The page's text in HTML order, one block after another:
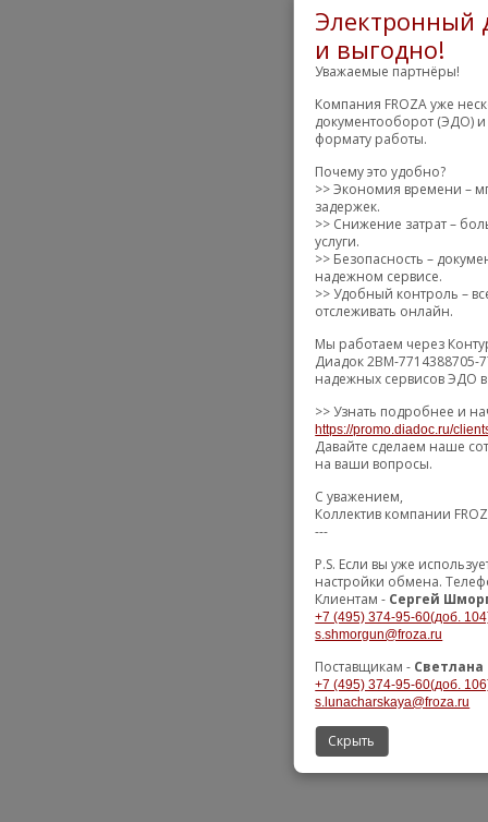
Электронный
и выгодно!
Уважаемые партнёры!
Компания FROZA уже
документооборот (ЭДО) и
формату работы.
Почему это удобно?
>> Экономия времени –
задержек.
>> Снижение затрат –
услуги.
>> Безопасность –
надежном сервисе.
>> Удобный контроль –
отслеживать онлайн.
Мы работаем через
Диадок 2BM-7714388705-
надежных сервисов ЭДО
>> Узнать подробнее и
https://promo.diadoc.ru/
Давайте сделаем наше
на ваши вопросы.
С уважением,
Коллектив компании
---
P.S. Если вы уже
настройки обмена.
Клиентам - Сергей
+7 (495) 374-95-60(доб.
s.shmorgun@froza.ru
Поставщикам -
+7 (495) 374-95-60(доб.
s.lunacharskaya@froza.ru
Скрыть